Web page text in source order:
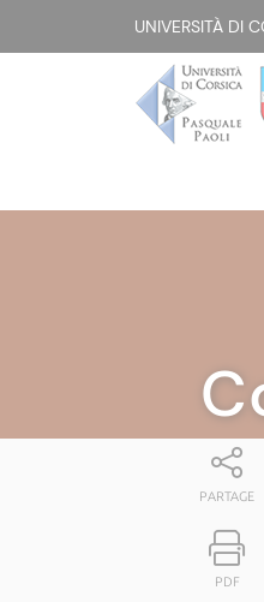
UNIVERSITÀ DI
PARTAGE
PDF